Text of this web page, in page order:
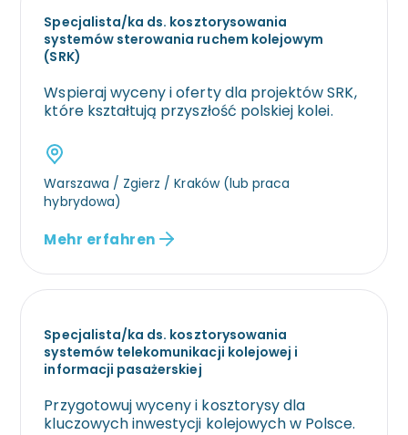
Specjalista/ka ds. kosztorysowania
systemów sterowania ruchem kolejowym
(SRK)
Wspieraj wyceny i oferty dla projektów SRK,
które kształtują przyszłość polskiej kolei.
Warszawa / Zgierz / Kraków (lub praca
hybrydowa)
Mehr erfahren
Specjalista/ka ds. kosztorysowania
systemów telekomunikacji kolejowej i
informacji pasażerskiej
Przygotowuj wyceny i kosztorysy dla
kluczowych inwestycji kolejowych w Polsce.